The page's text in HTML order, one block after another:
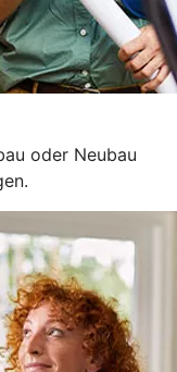
oder Neubau